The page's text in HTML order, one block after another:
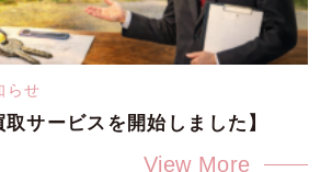
らせ
取サービスを開始しました】
View More